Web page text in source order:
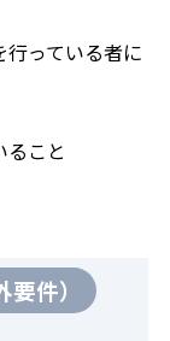
っている者に
こと
件）